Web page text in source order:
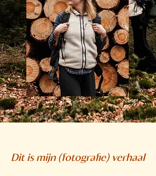
Dit is mijn (fotografie) verhaal